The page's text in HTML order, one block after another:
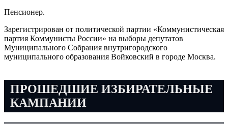
Пенсионер.
Зарегистрирован от политической партии «Коммунистическая
партия Коммунисты России» на выборы депутатов
Муниципального Собрания внутригородского
муниципального образования Войковский в городе Москва.
ПРОШЕДШИЕ ИЗБИРАТЕЛЬНЫЕ
КАМПАНИИ